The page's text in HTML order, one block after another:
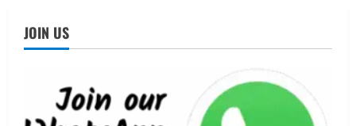
JOIN US
UTTARAKHAND NEWS